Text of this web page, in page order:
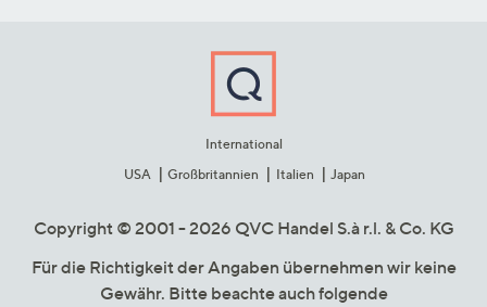
International
USA
Großbritannien Italien Japan
Copyright © 2001 - 2026 QVC Handel S.à r.l. & Co. KG
Für die Richtigkeit der Angaben übernehmen wir keine
Gewähr. Bitte beachte auch folgende